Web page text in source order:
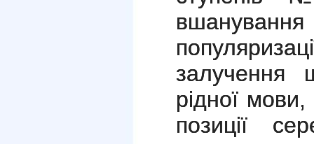
залучення
рідної
позиції